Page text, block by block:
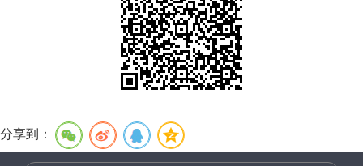
分享到：